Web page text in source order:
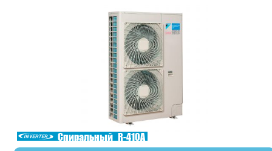
Спиральный R-410A